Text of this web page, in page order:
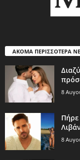
ΑΚΟΜΑ ΠΕΡΙΣΣΟΤΕΡΑ
8
Πήρε
8